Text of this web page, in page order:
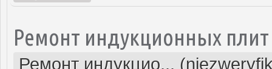
Ремонт индукционных плит
Ремонт индукцио...